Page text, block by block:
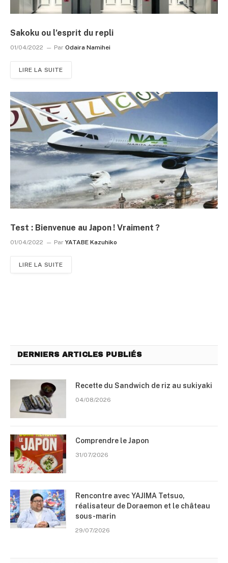
Sakoku ou l’esprit du repli
01/04/2022 Par Odaira Namihei
LIRE LA SUITE
Test : Bienvenue au Japon ! Vraiment ?
01/04/2022 Par YATABE Kazuhiko
LIRE LA SUITE
DERNIERS ARTICLES PUBLIÉS
Recette du Sandwich de riz au sukiyaki
04/08/2026
Comprendre le Japon
31/07/2026
Rencontre avec YAJIMA Tetsuo,
réalisateur de Doraemon et le château
sous-marin
29/07/2026